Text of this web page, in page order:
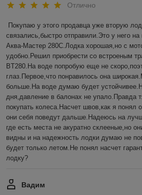
Отлично
Покупаю у этого продавца уже вторую
связались,быстро отправили.Это у него
Аква-Мастер 280С.Лодка хорошая,но с
удобно.Решил приобрести со встроеным
BT280.На воде попробую еще не
глаз.Первое,что понравилось она
больше.На воде думаю будет
дня,давление в балонах не упало.Правда
покупать колеса.Насчет швов,как я понял
они себя поведут дальше.Надеюсь на
где есть места не акуратно склееные,но
видны и на надежность лодки думаю не
будет только летом.Не понял насчет
лодку?
Вадим